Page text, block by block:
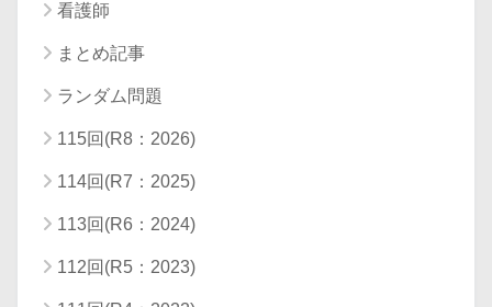
看護師
まとめ記事
ランダム問題
115回(R8：2026)
114回(R7：2025)
113回(R6：2024)
112回(R5：2023)